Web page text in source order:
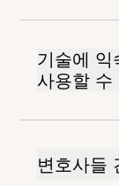
기술에 익
사용할 수
변호사들